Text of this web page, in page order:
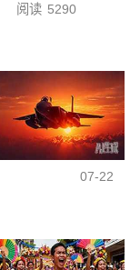
阅读 5290
07-22